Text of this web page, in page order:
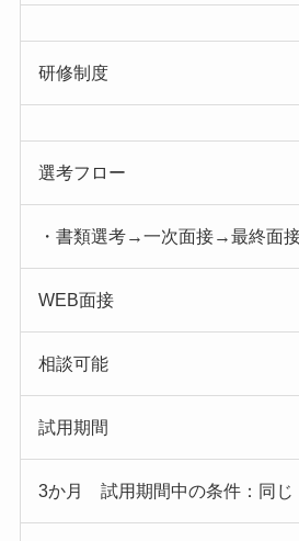
研修制度
選考フロー
・書類選考→一次面接→最終面
WEB面接
相談可能
試用期間
3か月 試用期間中の条件：同じ